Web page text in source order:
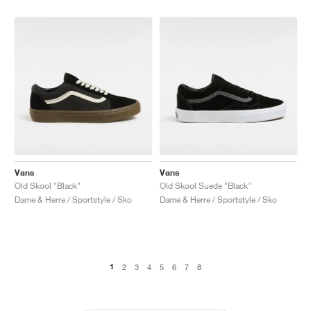
Vans
Old Skool "Black"
Dame & Herre / Sportstyle / Sko
Vans
Old Skool Suede "Black"
Dame & Herre / Sportstyle / Sko
1 2 3 4 5 6 7 8